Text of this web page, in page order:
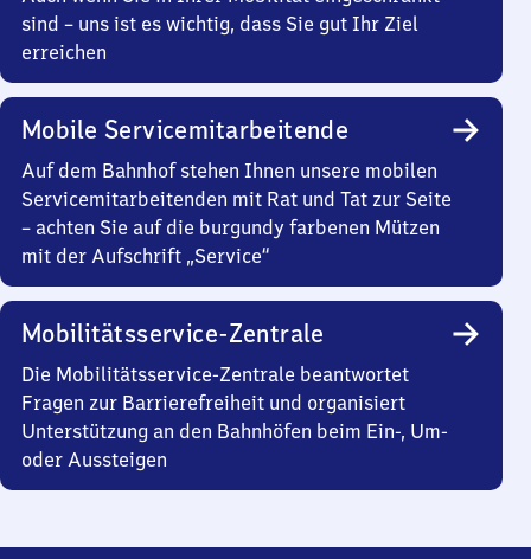
sind – uns ist es wichtig, dass Sie gut Ihr Ziel
erreichen
Mobile Servicemitarbeitende
Auf dem Bahnhof stehen Ihnen unsere mobilen
Servicemitarbeitenden mit Rat und Tat zur Seite
– achten Sie auf die burgundy farbenen Mützen
mit der Aufschrift „Service“
Mobilitätsservice-Zentrale
Die Mobilitätsservice-Zentrale beantwortet
Fragen zur Barrierefreiheit und organisiert
Unterstützung an den Bahnhöfen beim Ein-, Um-
oder Aussteigen